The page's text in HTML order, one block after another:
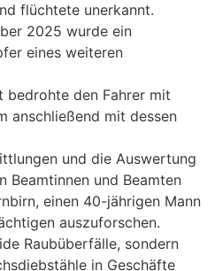
flüchtete unerkannt.
2025 wurde ein
eines weiteren
bedrohte den Fahrer mit
anschließend mit dessen
und die Auswertung
Beamtinnen und Beamten
einen 40-jährigen Mann
auszuforschen.
Raubüberfälle, sondern
in Geschäfte